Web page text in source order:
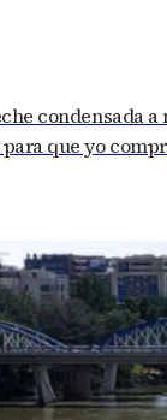
condensada
que yo